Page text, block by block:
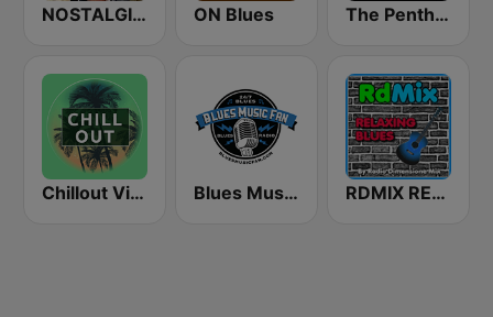
NOSTALGIE BLUES ON Blues The Penthouse
Chillout Vibes Blues Music Fan Radio RDMIX RELAXING BLUES